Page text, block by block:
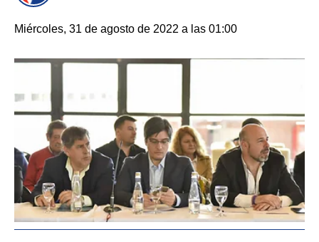
Miércoles, 31 de agosto de 2022 a las 01:00